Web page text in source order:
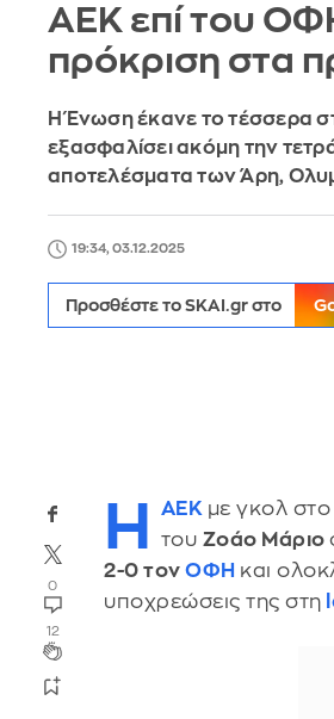
ΑΕΚ επί του
πρόκριση στα
Η Ένωση έκανε το τέσσερα
εξασφαλίσει ακόμη την
αποτελέσματα των Άρη,
19:34, 03.12.2025
Προσθέστε το SKAI.gr στο
0
12
Η ΑΕΚ με γκολ στο
του Ζοάο Μάριο
2-0 τονΟΦΗ και
υποχρεώσεις της στη